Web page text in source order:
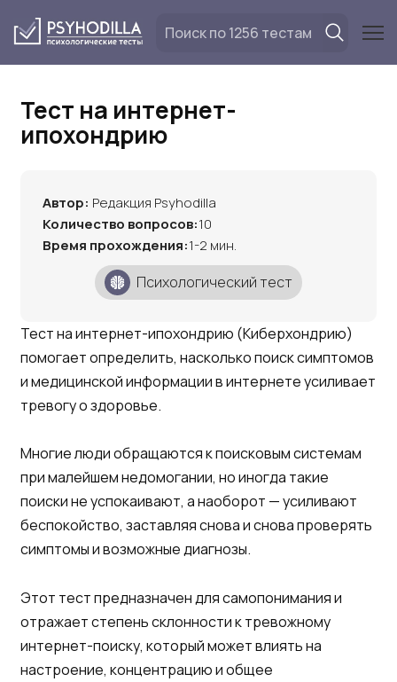
Тест на интернет-
ипохондрию
Автор: Редакция Psyhodilla
Количество вопросов:10
Время прохождения:1-2 мин.
Психологический тест
Тест на интернет-ипохондрию (Киберхондрию)
помогает определить, насколько поиск симптомов
и медицинской информации в интернете усиливает
тревогу о здоровье.
Многие люди обращаются к поисковым системам
при малейшем недомогании, но иногда такие
поиски не успокаивают, а наоборот — усиливают
беспокойство, заставляя снова и снова проверять
симптомы и возможные диагнозы.
Этот тест предназначен для самопонимания и
отражает степень склонности к тревожному
интернет-поиску, который может влиять на
настроение, концентрацию и общее